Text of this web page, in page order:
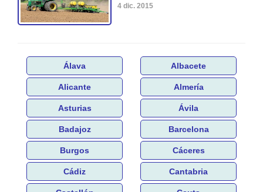
4 dic. 2015
Álava Albacete
Alicante Almería
Asturias Ávila
Badajoz Barcelona
Burgos Cáceres
Cádiz Cantabria